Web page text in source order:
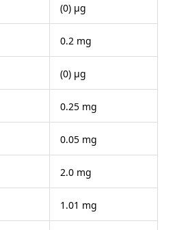
(0) μg
0.2 mg
(0) μg
0.25 mg
0.05 mg
2.0 mg
1.01 mg